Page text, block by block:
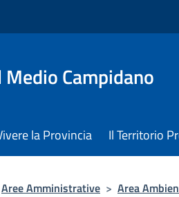
Campidano
la Provincia Il Territorio
Aree Amministrative > Area